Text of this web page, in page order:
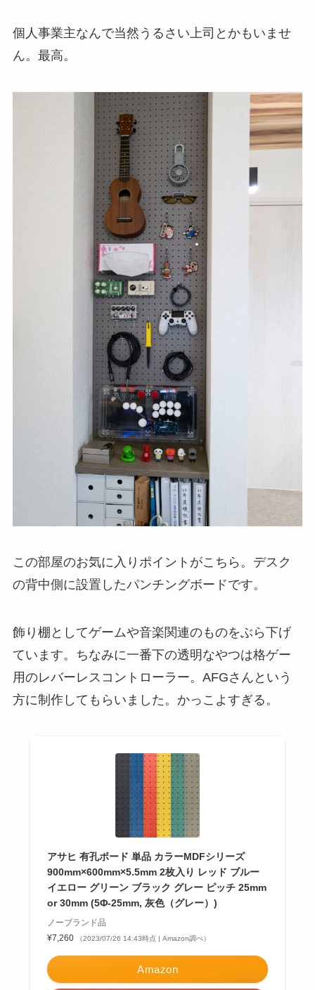
個人事業主なんで当然うるさい上司とかもいませ
ん。最高。
この部屋のお気に入りポイントがこちら。デスク
の背中側に設置したパンチングボードです。
飾り棚としてゲームや音楽関連のものをぶら下げ
ています。ちなみに一番下の透明なやつは格ゲー
用のレバーレスコントローラー。AFGさんという
方に制作してもらいました。かっこよすぎる。
アサヒ 有孔ボード 単品 カラーMDFシリーズ
900mm×600mm×5.5mm 2枚入り レッド ブルー
イエロー グリーン ブラック グレー ピッチ 25mm
or 30mm (5Φ-25mm, 灰色（グレー）)
ノーブランド品
¥7,260
（2023/07/26 14:43時点 | Amazon調べ）
Amazon